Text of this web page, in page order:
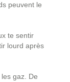
peuvent le
te sentir
lourd après
gaz. De